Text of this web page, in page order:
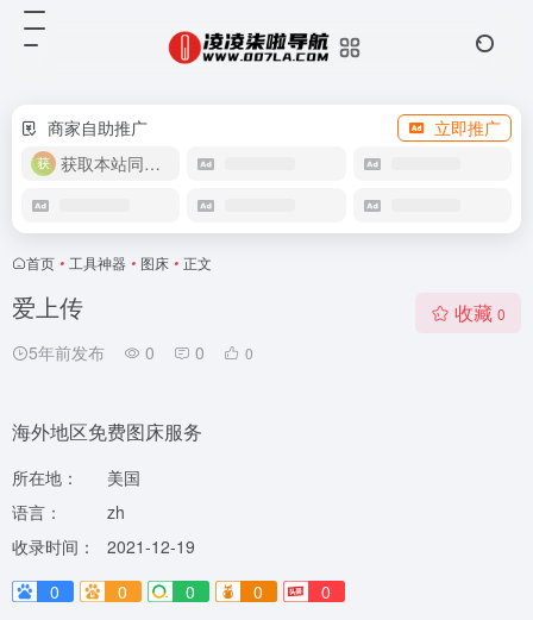
商家自助推广
立即推广
获取本站同款主题
首页 • 工具神器 • 图床 • 正文
爱上传
5年前发布 0 0 0
收藏 0
海外地区免费图床服务
所在地：
美国
语言：
zh
收录时间：
2021-12-19
0
0 0 0 0